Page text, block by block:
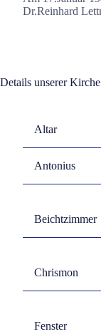
Dr.Reinhard
Details unserer
Altar
Antonius
Beichtzimmer
Chrismon
Fenster